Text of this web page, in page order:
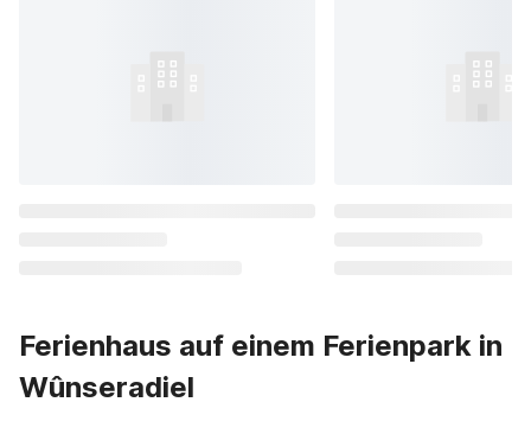
Ferienhaus auf einem Ferienpark in
Wûnseradiel